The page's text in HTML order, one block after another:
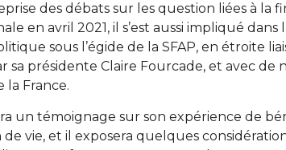
des débats sur les question liées à la
en avril 2021, il s’est aussi impliqué dans
sous l’égide de la SFAP, en étroite
sa présidente Claire Fourcade, et avec de
la France.
un témoignage sur son expérience de
vie, et il exposera quelques